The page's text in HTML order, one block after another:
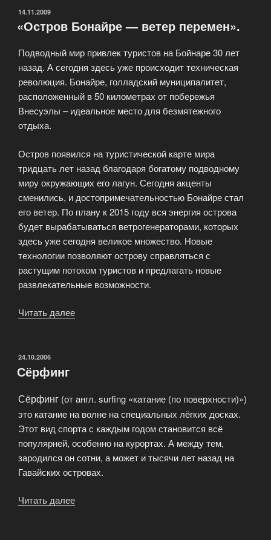
минутный
Занзибар,
Танзания.»
ОПУБЛИКОВАНО
14.11.2009
«Остров Бонайре — ветер перемен».
Подводный мир привлек туристов на Бойнаре 30 лет
назад. А сегодня здесь уже происходит техническая
революция. Бонайре, голладский муниципалитет,
расположенный в 50 километрах от побережья
Внесуэлы – идеальное место для безмятежного
отдыха.
Остров появился на туристической карте мира
тридцать лет назад благодаря богатому подводному
миру окружающих его лагун. Сегодня акценты
сменились, и достопримечательностью Бонайре стал
его ветер. По плану к 2015 году вся энергия острова
будет вырабатываться ветрогенераторами, которых
здесь уже сегодня великое множество. Новые
технологии позволяют острову справляться с
растущим потоком туристов и предлагать новые
развлекательные возможности.
Читать далее
ОПУБЛИКОВАНО
24.10.2006
Сёрфинг
Сёрфинг (от англ. surfing «катание (по поверхности)»)
это катание на волне на специальных лёгких досках.
Этот вид спорта с каждым годом становится всё
популярней, особенно на курортах. А между тем,
зародился он сотни, а может и тысячи лет назад на
Гавайских островах.
Читать далее